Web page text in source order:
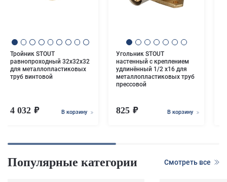
Тройник STOUT
равнопроходный 32x32x32
для металлопластиковых
труб винтовой
4 032 В корзину
Угольник STOUT
настенный с креплением
удлинённый 1/2 х16 для
металлопластиковых труб
прессовой
825 В корзину
Популярные категории Смотреть все